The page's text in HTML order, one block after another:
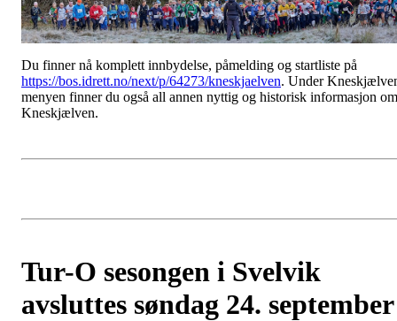
Du finner nå komplett innbydelse, påmelding og startliste på
https://bos.idrett.no/next/p/64273/kneskjaelven. Under
menyen finner du også all annen nyttig og historisk informasjon om
Kneskjælven.
Tur-O sesongen i Svelvik
avsluttes søndag 24. september